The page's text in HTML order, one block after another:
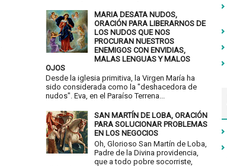
MARIA DESATA NUDOS,
ORACIÓN PARA LIBERARNOS DE
LOS NUDOS QUE NOS
PROCURAN NUESTROS
ENEMIGOS CON ENVIDIAS,
MALAS LENGUAS Y MALOS
OJOS
Desde la iglesia primitiva, la Virgen María ha
sido considerada como la "deshacedora de
nudos". Eva, en el Paraíso Terrena...
SAN MARTÍN DE LOBA, ORACIÓN
PARA SOLUCIONAR PROBLEMAS
EN LOS NEGOCIOS
Oh, Glorioso San Martín de Loba,
Padre de la Divina providencia,
que a todo pobre socorriste,